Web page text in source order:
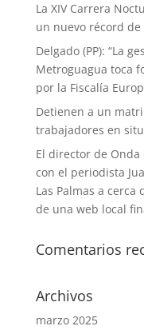
La XIV Carrera
un nuevo récord
Delgado (PP): “La
Metroguagua toca
por la Fiscalía
Detienen a un
trabajadores en
El director de Onda
con el periodista
Las Palmas a
de una web local
Comentarios
Archivos
marzo 2025